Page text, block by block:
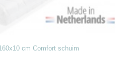
cm Comfort schuim